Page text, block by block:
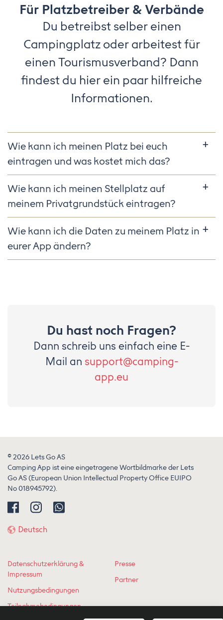
Für Platzbetreiber & Verbände
Du betreibst selber einen
Campingplatz oder arbeitest für
einen Tourismusverband? Dann
findest du hier ein paar hilfreiche
Informationen.
Wie kann ich meinen Platz bei euch
eintragen und was kostet mich das?
Wie kann ich meinen Stellplatz auf
meinem Privatgrundstück eintragen?
Wie kann ich die Daten zu meinem Platz in
eurer App ändern?
Du hast noch Fragen?
Dann schreib uns einfach eine E-
Mail an support@camping-
app.eu
© 2026 Lets Go AS
Camping App ist eine eingetragene Wortbildmarke der Lets
Go AS (European Union Intellectual Property Office EUIPO
No 018945792).
Deutsch
Datenschutzerklärung &
Impressum
Nutzungsbedingungen
Teilnahmebedingungen
Presse
Partner